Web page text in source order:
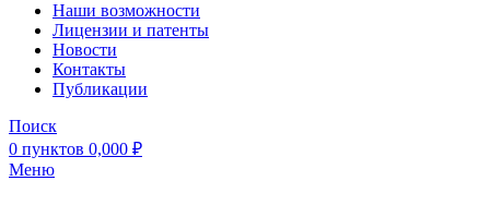
Наши возможности
Лицензии и патенты
Новости
Контакты
Публикации
Поиск
0 пунктов 0,000 ₽
Меню